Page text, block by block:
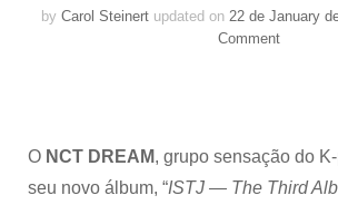
by Carol Steinert updated on 22 de January
Commenton
THIRD
O NCT DREAM, grupo sensação do
seu novo álbum, “ISTJ — The Third